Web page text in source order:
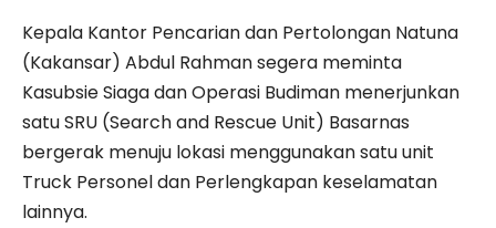
Kepala Kantor Pencarian dan Pertolongan Natuna
(Kakansar) Abdul Rahman segera meminta
Kasubsie Siaga dan Operasi Budiman menerjunkan
satu SRU (Search and Rescue Unit) Basarnas
bergerak menuju lokasi menggunakan satu unit
Truck Personel dan Perlengkapan keselamatan
lainnya.